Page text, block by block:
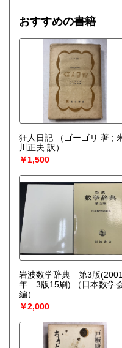
おすすめの書籍
狂人日記
（ゴーゴリ 著 ;
川正夫 訳）
￥1,500
岩波数学辞典 第3版
年 3版15刷)
（日本数学
編）
￥2,000